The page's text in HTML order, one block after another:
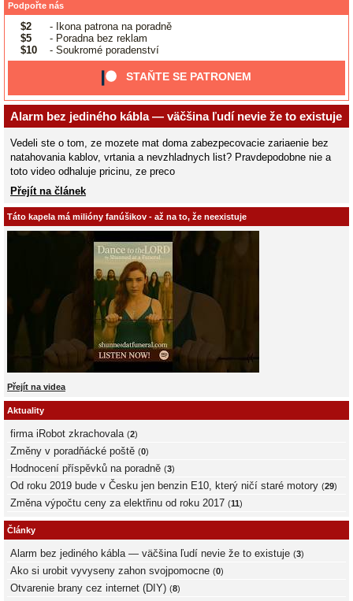
Podpořte nás
$2
- Ikona patrona na poradně
$5
- Poradna bez reklam
$10
- Soukromé poradenství
STAŇTE SE PATRONEM
Alarm bez jediného kábla — väčšina ľudí nevie že to existuje
Vedeli ste o tom, ze mozete mat doma zabezpecovacie zariaenie bez
natahovania kablov, vrtania a nevzhladnych list? Pravdepodobne nie a
toto video odhaluje pricinu, ze preco
Přejít na článek
Táto kapela má milióny fanúšikov - až na to, že neexistuje
Přejít na videa
Aktuality
firma iRobot zkrachovala (2)
Změny v poradňácké poště (0)
Hodnocení příspěvků na poradně (3)
Od roku 2019 bude v Česku jen benzin E10, který ničí staré motory (29)
Změna výpočtu ceny za elektřinu od roku 2017 (11)
Články
Alarm bez jediného kábla — väčšina ľudí nevie že to existuje (3)
Ako si urobit vyvyseny zahon svojpomocne (0)
Otvarenie brany cez internet (DIY) (8)